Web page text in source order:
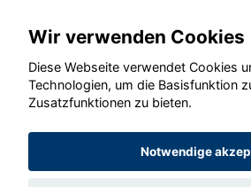
Wir verwenden Cookies
Diese Webseite verwendet Cookies
Technologien, um die Basisfunktion
Zusatzfunktionen zu bieten.
Notwendige